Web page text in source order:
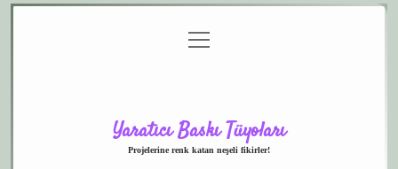
menüyü
aç
Yaratıcı Baskı Tüyoları
Projelerine renk katan neşeli fikirler!